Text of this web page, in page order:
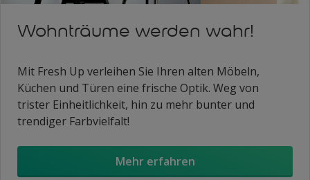
Wohnträume werden wahr!
Mit Fresh Up verleihen Sie Ihren alten Möbeln,
Küchen und Türen eine frische Optik. Weg von
trister Einheitlichkeit, hin zu mehr bunter und
trendiger Farbvielfalt!
Mehr erfahren